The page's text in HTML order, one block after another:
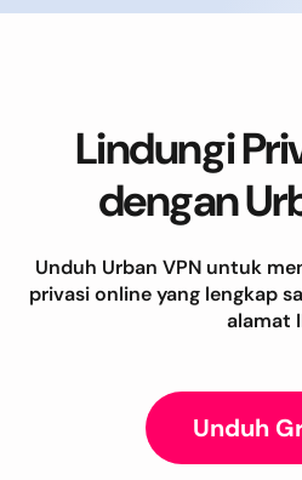
Lindungi
dengan
Unduh Urban VPN untuk
privasi online yang lengkap
alamat
Unduh